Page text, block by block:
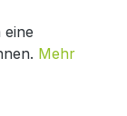
eine
Mehr